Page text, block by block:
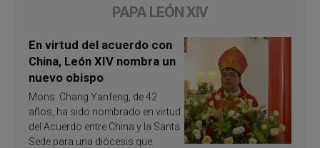
PAPA LEÓN XIV
En virtud del acuerdo con
China, León XIV nombra un
nuevo obispo
Mons. Chang Yanfeng, de 42
años, ha sido nombrado en virtud
del Acuerdo entre China y la Santa
Sede para una diócesis que